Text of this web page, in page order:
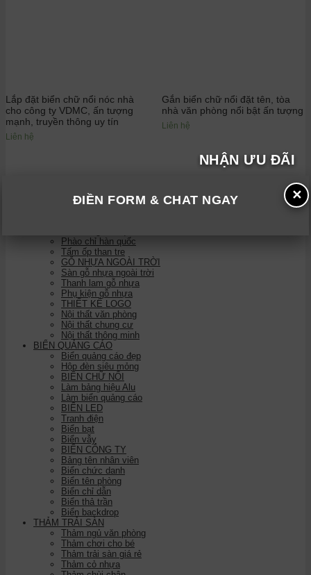
NHẬN ƯU ĐÃI
✕
ĐIỀN FORM & CHAT NGAY
Lắp đặt biển chữ nổi nóc nhà
cho công ty VDMC, ấn tượng
mạnh, truyền thông uy tín
Liên hệ
Gắn biển chữ nổi đặt tên, tòa
nhà văn phòng nổi bật ấn tượng
Liên hệ
DANH MỤC SẢN PHẨM
Phào chỉ hàn quốc
Tấm ốp than tre
GỖ NHỰA NGOÀI TRỜI
Sàn gỗ nhựa ngoài trời
Thanh lam gỗ nhựa
Phụ kiện gỗ nhựa
THIẾT KẾ LOGO
Nội thất văn phòng
Nội thất chung cư
Nội thất thông minh
BIỂN QUẢNG CÁO
Biển quảng cáo đẹp
Hộp đèn siêu mỏng
BIỂN CHỮ NỔI
Làm bảng hiệu Alu
Làm biển quảng cáo
BIỂN LED
Tranh điện
Biển bạt
Biển vẫy
BIỂN CÔNG TY
Bảng tên nhân viên
Biển chức danh
Biển tên phòng
Biển chỉ dẫn
Biển thả trần
Biển backdrop
THẢM TRẢI SÀN
Thảm ngủ văn phòng
Thảm chơi cho bé
Thảm trải sàn giá rẻ
Thảm cỏ nhựa